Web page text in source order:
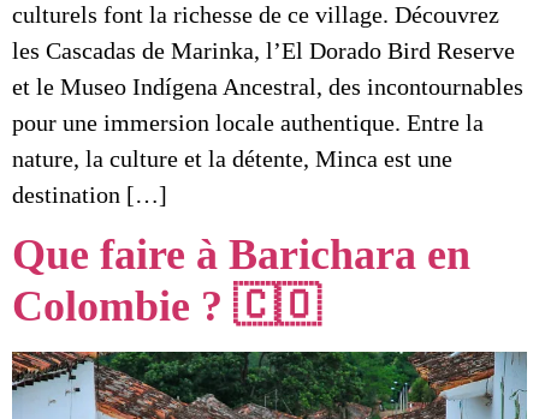
culturels font la richesse de ce village. Découvrez
les Cascadas de Marinka, l’El Dorado Bird Reserve
et le Museo Indígena Ancestral, des incontournables
pour une immersion locale authentique. Entre la
nature, la culture et la détente, Minca est une
destination […]
Que faire à Barichara en
Colombie ? 🇨🇴